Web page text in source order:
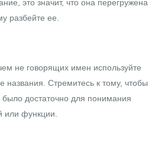
это значит, что она перегружена
разбейте ее.
не говорящих имен используйте
Стремитесь к тому, чтобы
было достаточно для понимания
или функции.